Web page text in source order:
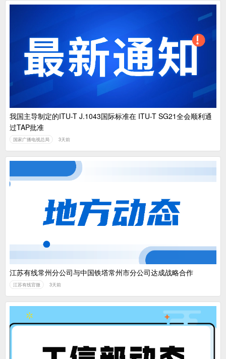
我国主导制定的ITU-T J.1043国际标准在 ITU-T SG21全会顺利通
过TAP批准
国家广播电视总局 3天前
江苏有线常州分公司与中国铁塔常州市分公司达成战略合作
江苏有线官微 3天前